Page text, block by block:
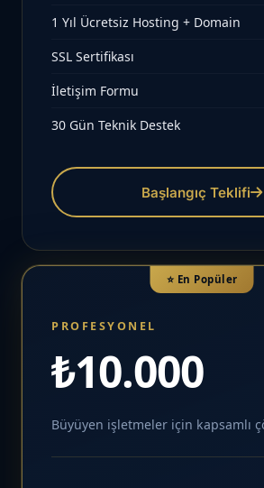
1 Yıl Ücretsiz Hosting + Domain
SSL Sertifikası
İletişim Formu
30 Gün Teknik Destek
Başlangıç Teklifi
⭐ En Popüler
PROFESYONEL
₺10.000
Büyüyen işletmeler için kapsamlı